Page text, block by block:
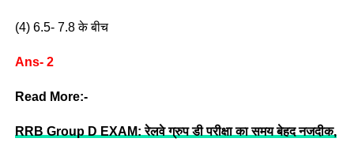
(4) 6.5- 7.8 के बीच
Ans- 2
Read More:-
RRB Group D EXAM: रेलवे ग्रुप डी परीक्षा का समय बेहद नजदीक,